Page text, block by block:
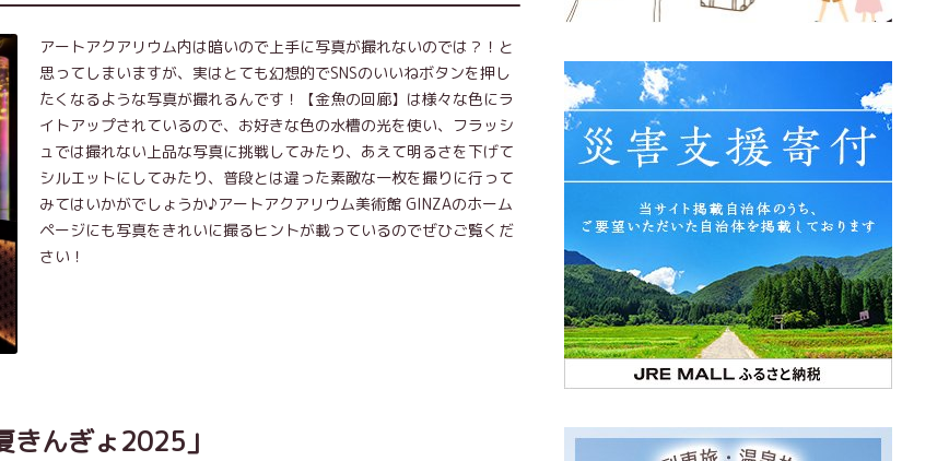
アートアクアリウム内は暗いので上手に写真が撮れないのでは？！と
思ってしまいますが、実はとても幻想的でSNSのいいねボタンを押し
たくなるような写真が撮れるんです！【金魚の回廊】は様々な色にラ
イトアップされているので、お好きな色の水槽の光を使い、フラッシ
ュでは撮れない上品な写真に挑戦してみたり、あえて明るさを下げて
シルエットにしてみたり、普段とは違った素敵な一枚を撮りに行って
みてはいかがでしょうか♪アートアクアリウム美術館 GINZAのホーム
ページにも写真をきれいに撮るヒントが載っているのでぜひご覧くだ
さい！
きんぎょ2025」